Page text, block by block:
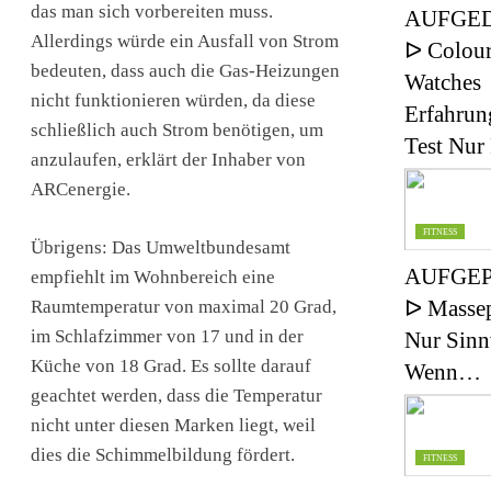
das man sich vorbereiten muss.
Allerdings würde ein Ausfall von Strom
bedeuten, dass auch die Gas-Heizungen
nicht funktionieren würden, da diese
schließlich auch Strom benötigen, um
anzulaufen, erklärt der Inhaber von
ARCenergie.
Übrigens: Das Umweltbundesamt
empfiehlt im Wohnbereich eine
Raumtemperatur von maximal 20 Grad,
im Schlafzimmer von 17 und in der
Küche von 18 Grad. Es sollte darauf
geachtet werden, dass die Temperatur
nicht unter diesen Marken liegt, weil
dies die Schimmelbildung fördert.
ᐅ
Watches
Test Nur
FITNESS
ᐅ
Nur
Wenn…
FITNESS